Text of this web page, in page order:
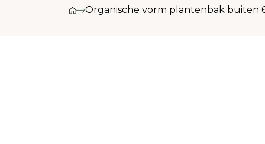
Organische vorm plantenbak buiten